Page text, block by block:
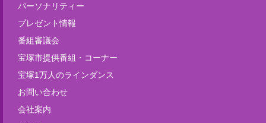
パーソナリティー
プレゼント情報
番組審議会
宝塚市提供番組・コーナー
宝塚1万人のラインダンス
お問い合わせ
会社案内